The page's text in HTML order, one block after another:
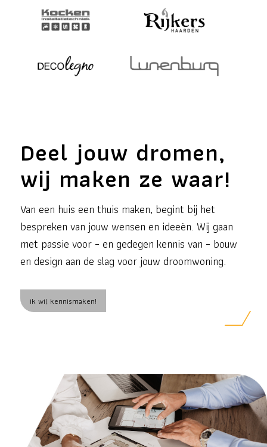
Deel jouw dromen,
wij maken ze waar!
Van een huis een thuis maken, begint bij het
bespreken van jouw wensen en ideeën. Wij gaan
met passie voor – en gedegen kennis van – bouw
en design aan de slag voor jouw droomwoning.
ik wil kennismaken!